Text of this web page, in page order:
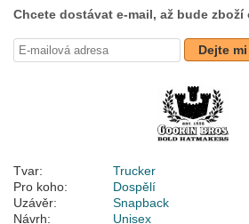
Chcete dostávat e-mail, až bude zboží
Dejte
Tvar:
Trucker
Pro koho:
Dospělí
Uzávěr:
Snapback
Návrh:
Unisex